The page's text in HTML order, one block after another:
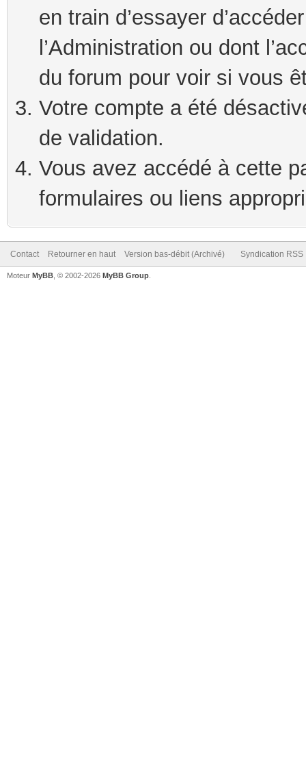
en train d’essayer
l’Administration ou dont
du forum pour voir si vous
Votre compte a été
de validation.
Vous avez accédé à cette
formulaires ou liens
Contact Retourner en haut Version bas-débit (Archivé) Syndication RSS
Moteur MyBB , © 2002-2026 MyBB Group